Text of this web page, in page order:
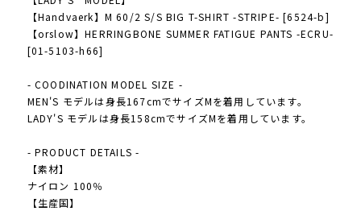
【Handvaerk】M 60/2 S/S BIG T-SHIRT -STRIPE- [6524-b]
【orslow】HERRINGBONE SUMMER FATIGUE PANTS -ECRU-
[01-5103-h66]
- COODINATION MODEL SIZE -
MEN'S モデルは身長167cmでサイズMを着用しています。
LADY'S モデルは身長158cmでサイズMを着用しています。
- PRODUCT DETAILS -
【素材】
ナイロン 100％
【生産国】